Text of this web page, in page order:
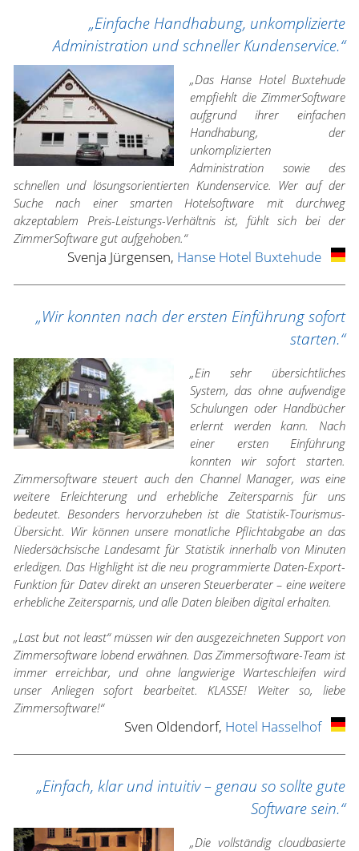
„Einfache Handhabung, unkomplizierte
Administration und schneller Kundenservice.“
„Das Hanse Hotel Buxtehude
empfiehlt die ZimmerSoftware
aufgrund ihrer einfachen
Handhabung, der
unkomplizierten
Administration sowie des
schnellen und lösungsorientierten Kundenservice. Wer auf der
Suche nach einer smarten Hotelsoftware mit durchweg
akzeptablem Preis-Leistungs-Verhältnis ist, fühlt sich bei der
ZimmerSoftware gut aufgehoben.“
Svenja Jürgensen, Hanse Hotel Buxtehude
„Wir konnten nach der ersten Einführung sofort
starten.“
„Ein sehr übersichtliches
System, das ohne aufwendige
Schulungen oder Handbücher
erlernt werden kann. Nach
einer ersten Einführung
konnten wir sofort starten.
Zimmersoftware steuert auch den Channel Manager, was eine
weitere Erleichterung und erhebliche Zeitersparnis für uns
bedeutet. Besonders hervorzuheben ist die Statistik-Tourismus-
Übersicht. Wir können unsere monatliche Pflichtabgabe an das
Niedersächsische Landesamt für Statistik innerhalb von Minuten
erledigen. Das Highlight ist die neu programmierte Daten-Export-
Funktion für Datev direkt an unseren Steuerberater – eine weitere
erhebliche Zeitersparnis, und alle Daten bleiben digital erhalten.
„Last but not least“ müssen wir den ausgezeichneten Support von
Zimmersoftware lobend erwähnen. Das Zimmersoftware-Team ist
immer erreichbar, und ohne langwierige Warteschleifen wird
unser Anliegen sofort bearbeitet. KLASSE! Weiter so, liebe
Zimmersoftware!“
Sven Oldendorf, Hotel Hasselhof
„Einfach, klar und intuitiv – genau so sollte gute
Software sein.“
„Die vollständig cloudbasierte